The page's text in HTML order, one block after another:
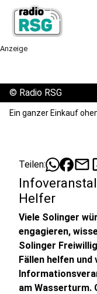
Anzeige
© Radio RSG
Ein ganzer Einkauf
Teilen: mail
Helfer
Viele Solinger
engagieren,
Solinger
Fällen helfen
am Wasserturm.